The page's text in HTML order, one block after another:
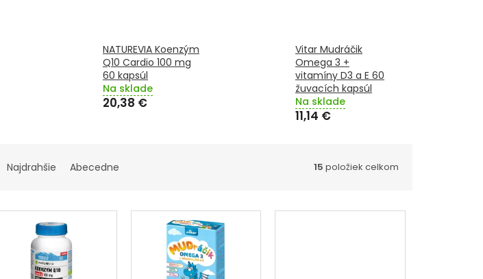
NATUREVIA Koenzým
Q10 Cardio 100 mg
60 kapsúl
Na sklade
20,38 €
Vitar Mudráčik
Omega 3 +
vitamíny D3 a E 60
žuvacích kapsúl
Na sklade
11,14 €
Najdrahšie Abecedne 15 položiek celkom